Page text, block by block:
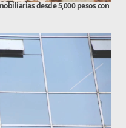
desde 5,000 pesos con